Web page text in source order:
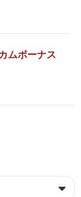
ムボーナス